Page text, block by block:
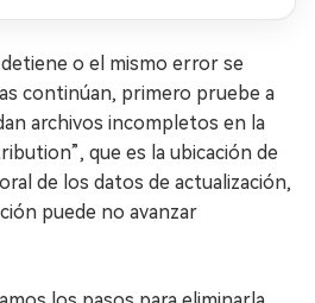
o el mismo error se
continúan, primero pruebe a
archivos incompletos en la
que es la ubicación de
de los datos de actualización,
puede no avanzar